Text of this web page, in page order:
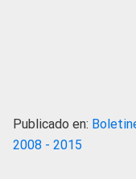
Publicado en:
2008 - 2015